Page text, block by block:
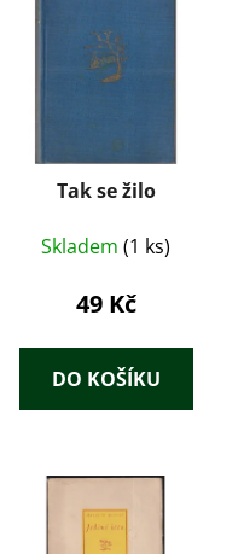
Tak se žilo
Skladem (1 ks)
49 Kč
DO KOŠÍKU